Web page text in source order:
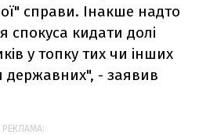
справи. Інакше надто
спокуса кидати долі
у топку тих чи інших
державних", - заявив
РЕКЛАМА: